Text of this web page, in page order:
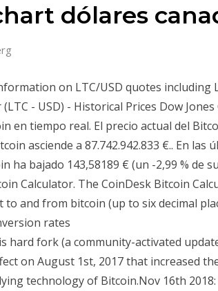
dólares
on LTC/USD quotes including
- USD) - Historical Prices Dow Jones
en tiempo real. El precio actual del
asciende a 87.742.942.833 €.. En las
ha bajado 143,58189 € (un -2,99 % de
Calculator. The CoinDesk Bitcoin
to and from bitcoin (up to six decimal
rates
hard fork (a community-activated
on August 1st, 2017 that increased
technology of Bitcoin.Nov 16th